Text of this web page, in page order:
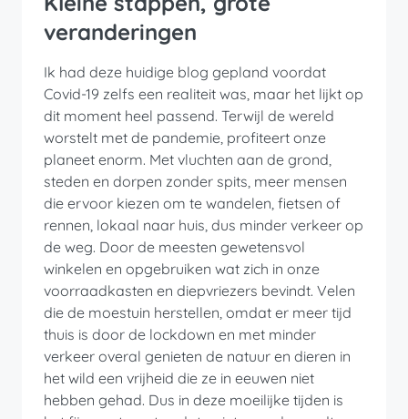
veranderingen
Ik had deze huidige blog gepland voordat
Covid-19 zelfs een realiteit was, maar het lijkt op
dit moment heel passend. Terwijl de wereld
worstelt met de pandemie, profiteert onze
planeet enorm. Met vluchten aan de grond,
steden en dorpen zonder spits, meer mensen
die ervoor kiezen om te wandelen, fietsen of
rennen, lokaal naar huis, dus minder verkeer op
de weg. Door de meesten gewetensvol
winkelen en opgebruiken wat zich in onze
voorraadkasten en diepvriezers bevindt. Velen
die de moestuin herstellen, omdat er meer tijd
thuis is door de lockdown en met minder
verkeer overal genieten de natuur en dieren in
het wild een vrijheid die ze in eeuwen niet
hebben gehad. Dus in deze moeilijke tijden is